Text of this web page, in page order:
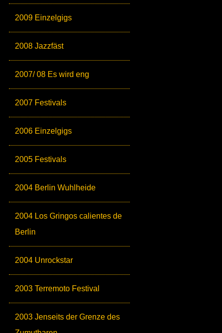
2009 Einzelgigs
2008 Jazzfäst
2007/ 08 Es wird eng
2007 Festivals
2006 Einzelgigs
2005 Festivals
2004 Berlin Wuhlheide
2004 Los Gringos calientes de
Berlin
2004 Unrockstar
2003 Terremoto Festival
2003 Jenseits der Grenze des